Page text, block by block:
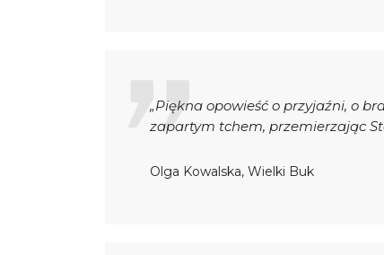
„Piękna opowieść o przyjaźni, o
zapartym tchem, przemierzając
Olga Kowalska, Wielki Buk